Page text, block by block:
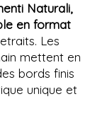
Naturali,
en format
Les
mettent en
bords finis
unique et